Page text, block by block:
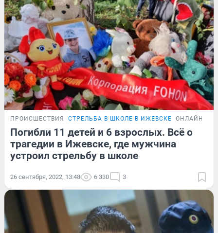
ПРОИСШЕСТВИЯ СТРЕЛЬБА В ШКОЛЕ В ИЖЕВСКЕ ОНЛАЙН-
Погибли 11 детей и 6 взрослых. Всё о
трагедии в Ижевске, где мужчина
устроил стрельбу в школе
26 сентября, 2022, 13:48 6 330 3